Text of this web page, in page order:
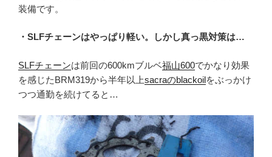
装備です。
・SLFチェーンはやっぱり軽い。しかし真っ黒対策は…
SLFチェーンは前回の600kmブルベ福山600でかなり効果
を感じたBRM319から半年以上sacraのblackoilをぶっかけ
つつ通勤を続けてると…